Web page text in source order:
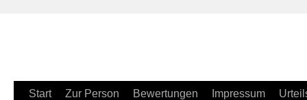
Zum
Start Zur Person Bewertungen Impressum